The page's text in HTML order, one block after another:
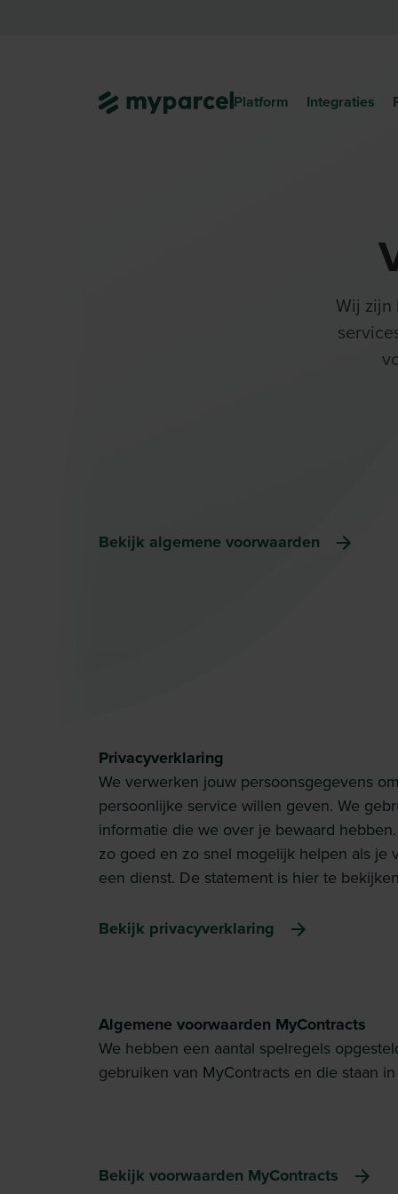
Platform Integraties
Wij zijn
Bekijk algemene voorwaarden
Privacyverklaring
We verwerken jouw persoonsgegevens
persoonlijke service willen geven. We
informatie die we over je bewaard
zo goed en zo snel mogelijk helpen als je
een dienst. De statement is hier te
Bekijk privacyverklaring
Algemene voorwaarden MyContracts
We hebben een aantal spelregels
gebruiken van MyContracts en die staan
Bekijk voorwaarden MyContracts